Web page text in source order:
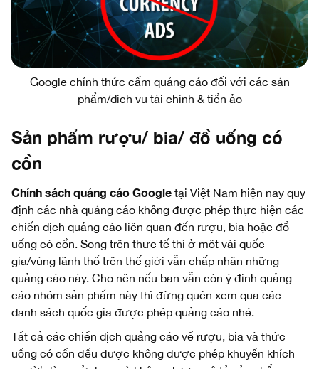
Google chính thức cấm quảng cáo đối với các sản
phẩm/dịch vụ tài chính & tiền ảo
Sản phẩm rượu/ bia/ đồ uống có
cồn
Chính sách quảng cáo Google tại Việt Nam hiện nay quy
định các nhà quảng cáo không được phép thực hiện các
chiến dịch quảng cáo liên quan đến rượu, bia hoặc đồ
uống có cồn. Song trên thực tế thì ở một vài quốc
gia/vùng lãnh thổ trên thế giới vẫn chấp nhận những
quảng cáo này. Cho nên nếu bạn vẫn còn ý định quảng
cáo nhóm sản phẩm này thì đừng quên xem qua các
danh sách quốc gia được phép quảng cáo nhé.
Tất cả các chiến dịch quảng cáo về rượu, bia và thức
uống có cồn đều được không được phép khuyến khích